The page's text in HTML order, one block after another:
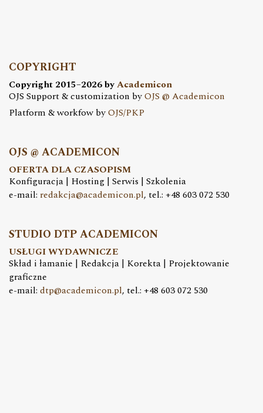
COPYRIGHT
Copyright 2015–2026 byAcademicon
OJS Support & customization byOJS @ Academicon
Platform & workfow byOJS/PKP
OJS @ ACADEMICON
OFERTA DLA CZASOPISM
Konfiguracja | Hosting | Serwis | Szkolenia
e-mail: redakcja@academicon.pl, tel.: +48 603 072 530
STUDIO DTP ACADEMICON
USŁUGI WYDAWNICZE
Skład i łamanie | Redakcja | Korekta | Projektowanie
graficzne
e-mail: dtp@academicon.pl, tel.: +48 603 072 530